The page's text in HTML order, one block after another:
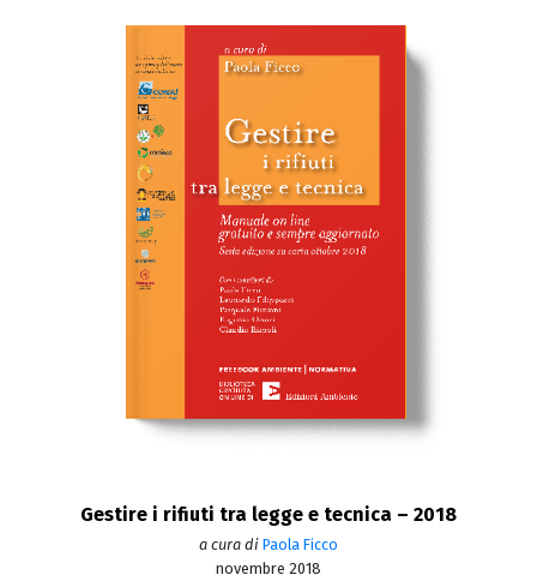
Gestire i rifiuti tra legge e tecnica – 2018
a cura di Paola Ficco
novembre 2018